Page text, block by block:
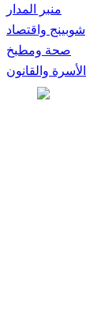
منبر المدار
شوبينج واقتصاد
صحة ومطبخ
الأسرة والقانون